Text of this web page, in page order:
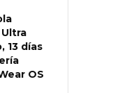
13 días
OS